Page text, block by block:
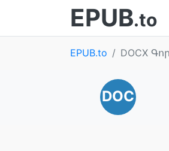
EPUB.to
EPUB.to DOCX
DOC